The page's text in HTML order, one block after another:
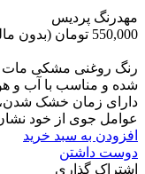
مهدرنگ پردیس
550,000 تومان
(بدون
رنگ روغنی مشکی مات
شده و مناسب با آب و
دارای زﻣﺎن ﺧﺸﮏ ﺷﺪن،
ﻋﻮاﻣﻞ ﺟﻮی از ﺧﻮد
افزودن به سبد خرید
دوست داشتن
اشتراک گذاری